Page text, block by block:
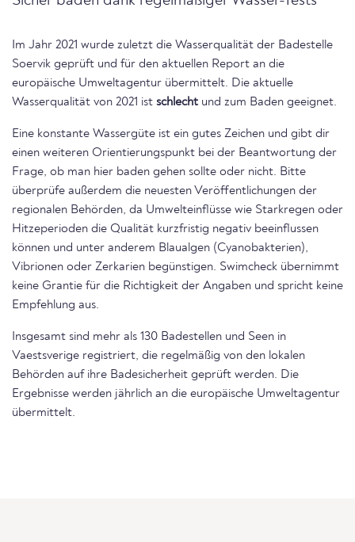
Im Jahr 2021 wurde zuletzt die Wasserqualität der Badestelle
Soervik geprüft und für den aktuellen Report an die
europäische Umweltagentur übermittelt. Die aktuelle
Wasserqualität von 2021 ist schlecht und zum Baden geeignet.
Eine konstante Wassergüte ist ein gutes Zeichen und gibt dir
einen weiteren Orientierungspunkt bei der Beantwortung der
Frage, ob man hier baden gehen sollte oder nicht. Bitte
überprüfe außerdem die neuesten Veröffentlichungen der
regionalen Behörden, da Umwelteinflüsse wie Starkregen oder
Hitzeperioden die Qualität kurzfristig negativ beeinflussen
können und unter anderem Blaualgen (Cyanobakterien),
Vibrionen oder Zerkarien begünstigen. Swimcheck übernimmt
keine Grantie für die Richtigkeit der Angaben und spricht keine
Empfehlung aus.
Insgesamt sind mehr als 130 Badestellen und Seen in
Vaestsverige registriert, die regelmäßig von den lokalen
Behörden auf ihre Badesicherheit geprüft werden. Die
Ergebnisse werden jährlich an die europäische Umweltagentur
übermittelt.